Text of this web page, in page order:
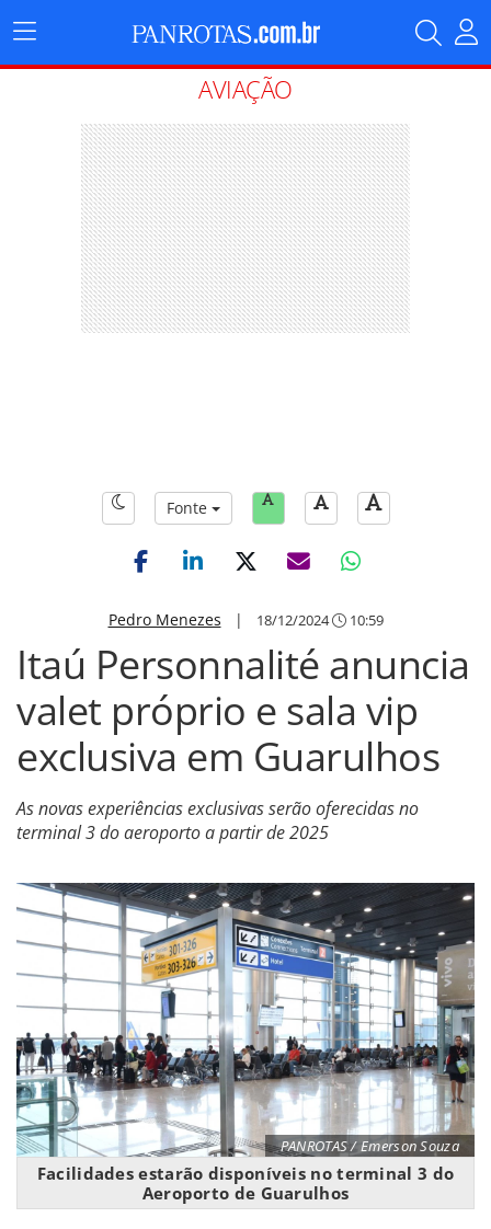
Menu
Principal
AVIAÇÃO
Fonte
Pedro Menezes | 18/12/2024 10:59
Itaú Personnalité anuncia
valet próprio e sala vip
exclusiva em Guarulhos
As novas experiências exclusivas serão oferecidas no
terminal 3 do aeroporto a partir de 2025
PANROTAS / Emerson Souza
Facilidades estarão disponíveis no terminal 3 do
Aeroporto de Guarulhos